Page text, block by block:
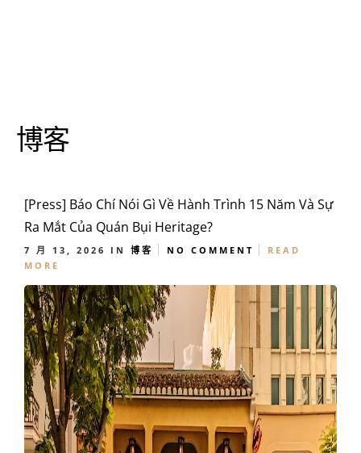
博客
[Press] Báo Chí Nói Gì Về Hành Trình 15 Năm Và Sự
Ra Mắt Của Quán Bụi Heritage?
7 月 13, 2026 IN 博客 NO COMMENT
READ
MORE